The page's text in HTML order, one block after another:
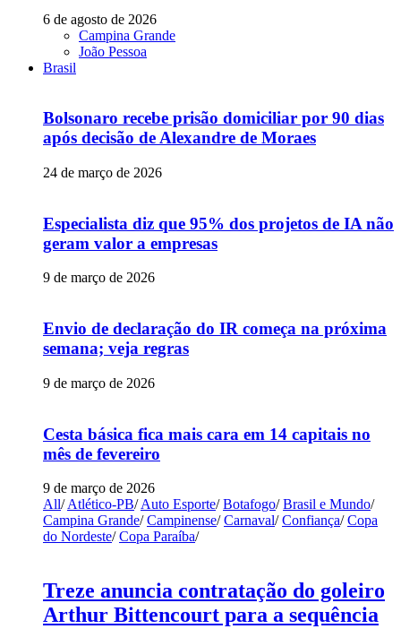
6 de agosto de 2026
Campina Grande
João Pessoa
Brasil
Bolsonaro recebe prisão domiciliar por 90 dias
após decisão de Alexandre de Moraes
24 de março de 2026
Especialista diz que 95% dos projetos de IA não
geram valor a empresas
9 de março de 2026
Envio de declaração do IR começa na próxima
semana; veja regras
9 de março de 2026
Cesta básica fica mais cara em 14 capitais no
mês de fevereiro
9 de março de 2026
All/ Atlético-PB/ Auto Esporte/ Botafogo/ Brasil e Mundo/
Campina Grande/ Campinense/ Carnaval/ Confiança/ Copa
do Nordeste/ Copa Paraíba/
Treze anuncia contratação do goleiro
Arthur Bittencourt para a sequência